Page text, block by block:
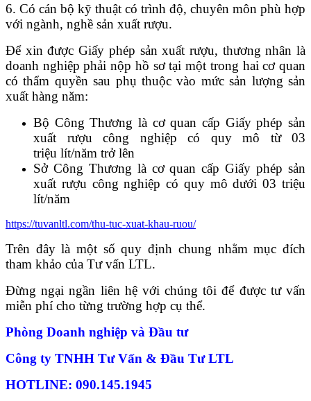
6. Có cán bộ kỹ thuật có trình độ, chuyên môn phù hợp
với ngành, nghề sản xuất rượu.
Để xin được Giấy phép sản xuất rượu, thương nhân là
doanh nghiệp phải nộp hồ sơ tại một trong hai cơ quan
có thẩm quyền sau phụ thuộc vào mức sản lượng sản
xuất hàng năm:
Bộ Công Thương là cơ quan cấp Giấy phép sản
xuất rượu công nghiệp có quy mô từ 03
triệu lít/năm trở lên
Sở Công Thương là cơ quan cấp Giấy phép sản
xuất rượu công nghiệp có quy mô dưới 03 triệu
lít/năm
https://tuvanltl.com/thu-tuc-xuat-khau-ruou/
Trên đây là một số quy định chung nhằm mục đích
tham khảo của Tư vấn LTL.
Đừng ngại ngần liên hệ với chúng tôi để được tư vấn
miễn phí cho từng trường hợp cụ thể.
Phòng Doanh nghiệp và Đầu tư
Công ty TNHH Tư Vấn & Đầu Tư LTL
HOTLINE: 090.145.1945